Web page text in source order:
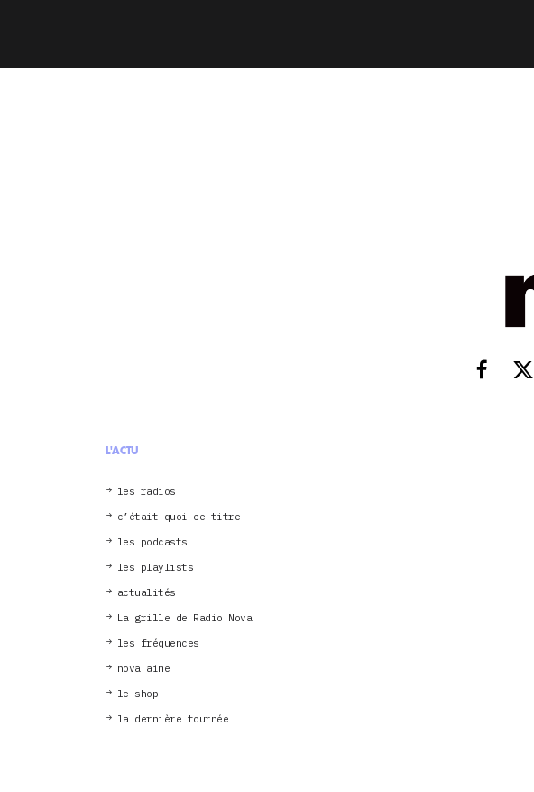
L'ACTU
les radios
c’était quoi ce titre
les podcasts
les playlists
actualités
La grille de Radio Nova
les fréquences
nova aime
le shop
la dernière tournée